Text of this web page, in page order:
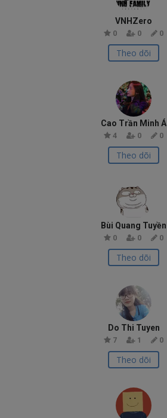
VNHZero
0 0 0
Theo dõi
Cao Trần Minh Á
4 0 0
Theo dõi
Bùi Quang Tuyền
0 0 0
Theo dõi
Do Thi Tuyen
7 1 0
Theo dõi